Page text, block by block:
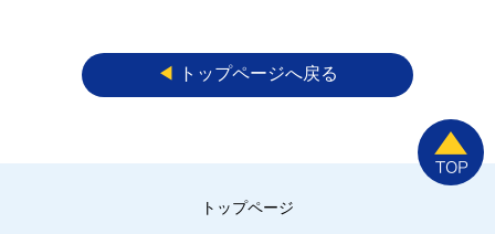
◀︎ トップページへ戻る
トップページ